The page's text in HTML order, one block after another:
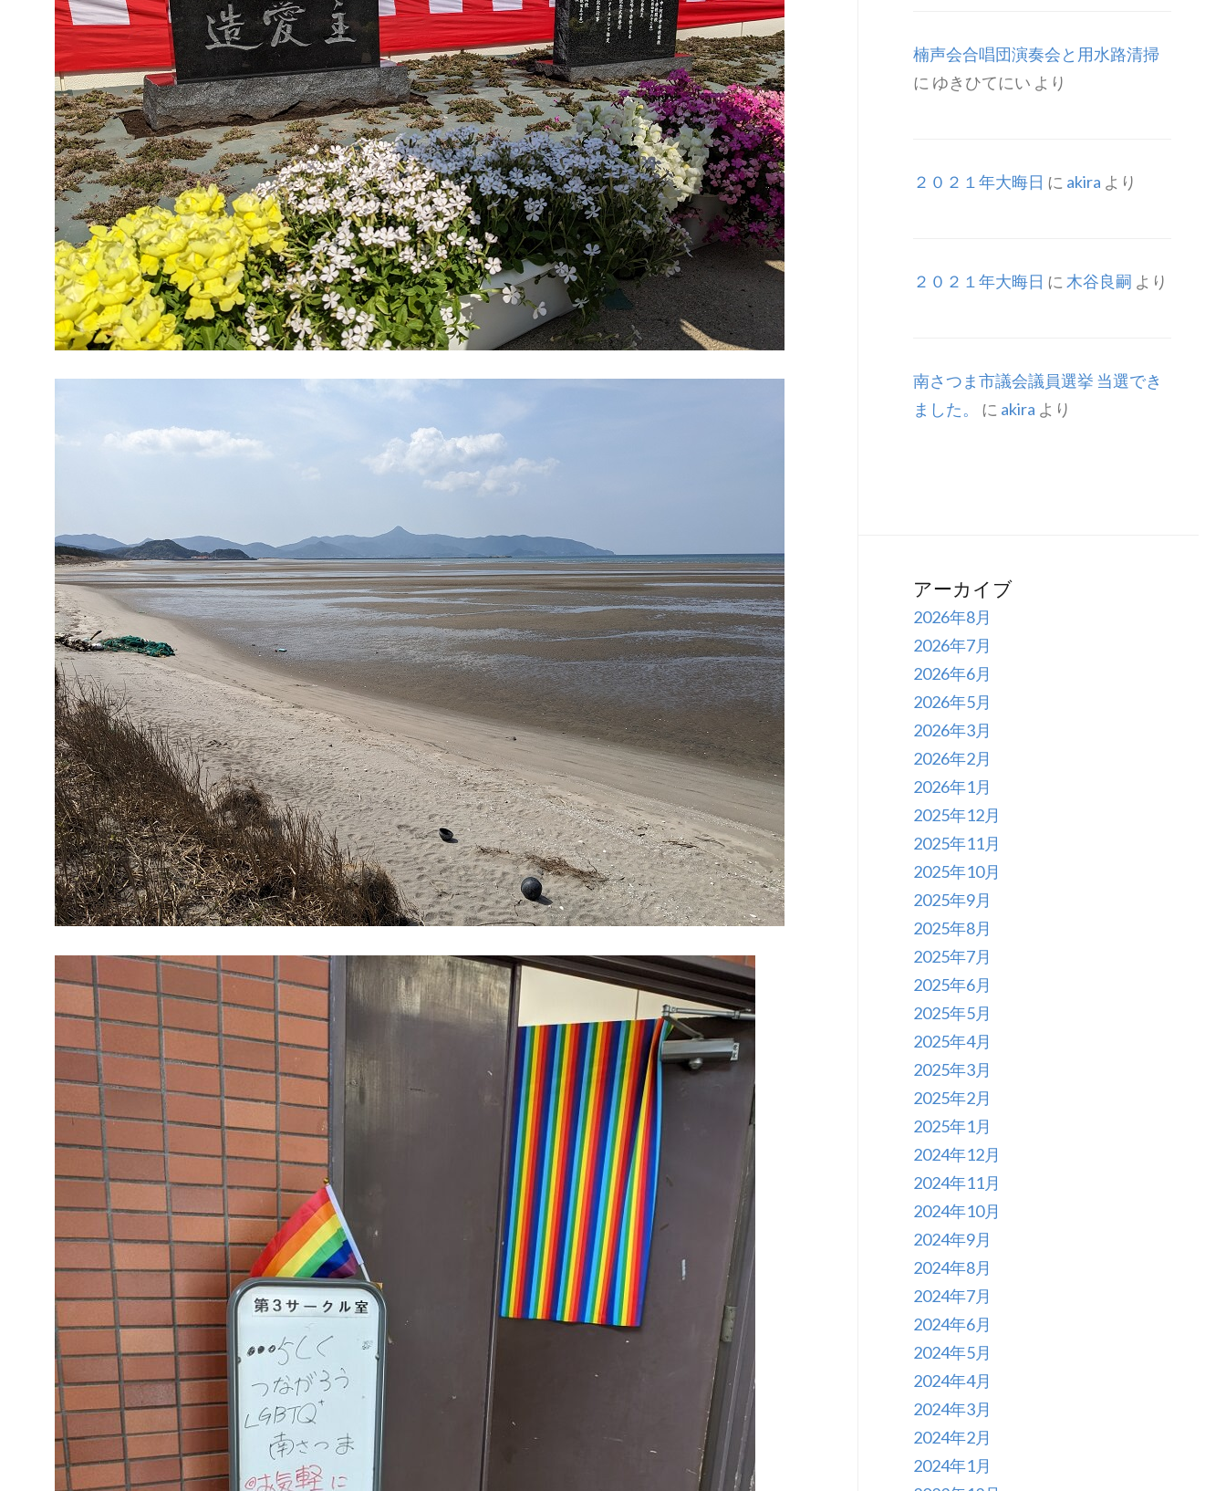
楠声会合唱団演奏会と用水路清掃
に ゆきひてにい より
２０２１年大晦日 に akira より
２０２１年大晦日 に 木谷良嗣 より
南さつま市議会議員選挙 当選でき
ました。
に akira より
アーカイブ
2026年8月
2026年7月
2026年6月
2026年5月
2026年3月
2026年2月
2026年1月
2025年12月
2025年11月
2025年10月
2025年9月
2025年8月
2025年7月
2025年6月
2025年5月
2025年4月
2025年3月
2025年2月
2025年1月
2024年12月
2024年11月
2024年10月
2024年9月
2024年8月
2024年7月
2024年6月
2024年5月
2024年4月
2024年3月
2024年2月
2024年1月